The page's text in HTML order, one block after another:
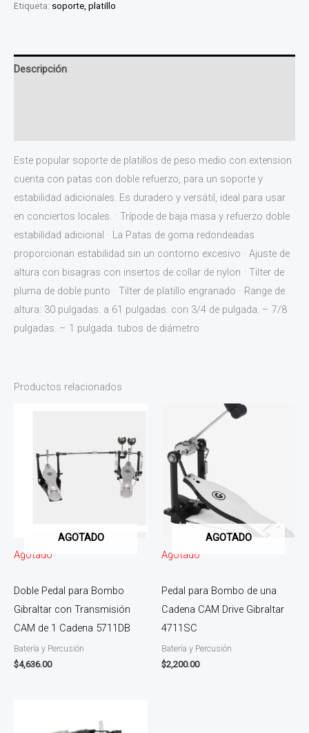
Etiqueta: soporte, platillo
Descripción
Este popular soporte de platillos de peso medio con extension
cuenta con patas con doble refuerzo, para un soporte y
estabilidad adicionales. Es duradero y versátil, ideal para usar
en conciertos locales. · Trípode de baja masa y refuerzo doble
estabilidad adicional · La Patas de goma redondeadas
proporcionan estabilidad sin un contorno excesivo · Ajuste de
altura con bisagras con insertos de collar de nylon · Tilter de
pluma de doble punto · Tilter de platillo engranado · Range de
altura: 30 pulgadas. a 61 pulgadas. con 3/4 de pulgada. – 7/8
pulgadas. – 1 pulgada. tubos de diámetro
Productos relacionados
AGOTADO
Agotado
Doble Pedal para Bombo
Gibraltar con Transmisión
CAM de 1 Cadena 5711DB
Batería y Percusión
$4,636.00
AGOTADO
Agotado
Pedal para Bombo de una
Cadena CAM Drive Gibraltar
4711SC
Batería y Percusión
$2,200.00